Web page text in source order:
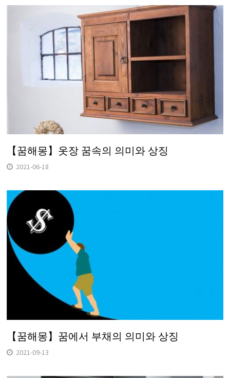
【꿈해몽】옷장 꿈속의 의미와 상징
2021-06-18
【꿈해몽】꿈에서 부채의 의미와 상징
2021-09-13